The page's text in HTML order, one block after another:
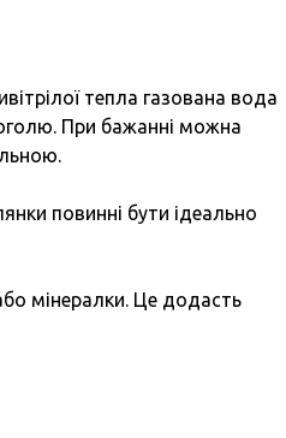
тепла газована вода
При бажанні можна
повинні бути ідеально
мінералки. Це додасть